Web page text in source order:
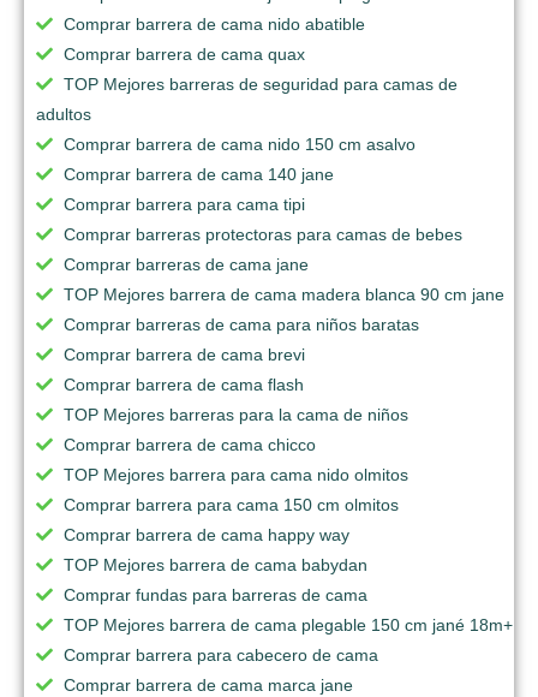
Comprar barrera de cama nido abatible
Comprar barrera de cama quax
TOP Mejores barreras de seguridad para camas de
adultos
Comprar barrera de cama nido 150 cm asalvo
Comprar barrera de cama 140 jane
Comprar barrera para cama tipi
Comprar barreras protectoras para camas de bebes
Comprar barreras de cama jane
TOP Mejores barrera de cama madera blanca 90 cm jane
Comprar barreras de cama para niños baratas
Comprar barrera de cama brevi
Comprar barrera de cama flash
TOP Mejores barreras para la cama de niños
Comprar barrera de cama chicco
TOP Mejores barrera para cama nido olmitos
Comprar barrera para cama 150 cm olmitos
Comprar barrera de cama happy way
TOP Mejores barrera de cama babydan
Comprar fundas para barreras de cama
TOP Mejores barrera de cama plegable 150 cm jané 18m+
Comprar barrera para cabecero de cama
Comprar barrera de cama marca jane